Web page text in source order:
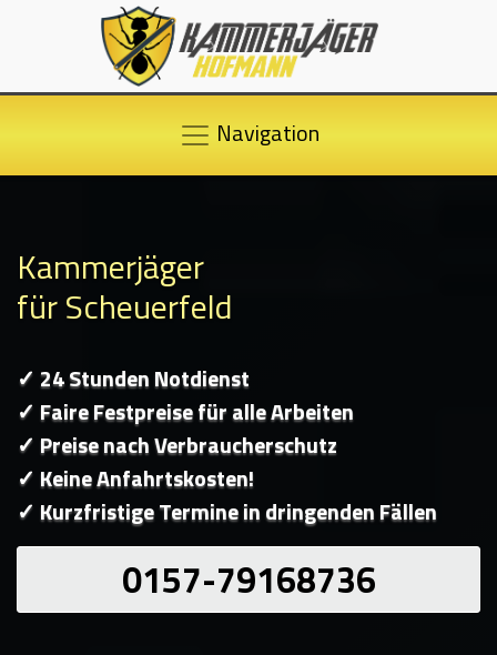
Navigation
Kammerjäger
für Scheuerfeld
✓ 24 Stunden Notdienst
✓ Faire Festpreise für alle Arbeiten
✓ Preise nach Verbraucherschutz
✓ Keine Anfahrtskosten!
✓ Kurzfristige Termine in dringenden Fällen
0157-79168736